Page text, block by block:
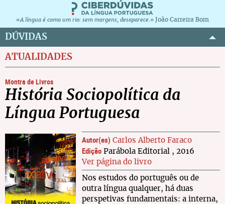
«A língua é como um rio: sem margens, desaparece.» João Carreira Bom
DÚVIDAS
ATUALIDADES
Montra de Livros
História Sociopolítica da
Língua Portuguesa
Autor(es) Carlos Alberto Faraco
Edição Parábola Editorial , 2016
Ver página do livro
Nos estudos do português ou de
outra língua qualquer, há duas
perspetivas fundamentais: a interna,